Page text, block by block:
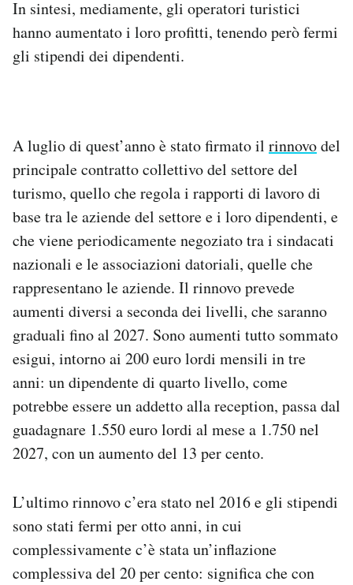
In sintesi, mediamente, gli operatori turistici
hanno aumentato i loro profitti, tenendo però fermi
gli stipendi dei dipendenti.
A luglio di quest’anno è stato firmato il rinnovodel
principale contratto collettivo del settore del
turismo, quello che regola i rapporti di lavoro di
base tra le aziende del settore e i loro dipendenti, e
che viene periodicamente negoziato tra i sindacati
nazionali e le associazioni datoriali, quelle che
rappresentano le aziende. Il rinnovo prevede
aumenti diversi a seconda dei livelli, che saranno
graduali fino al 2027. Sono aumenti tutto sommato
esigui, intorno ai 200 euro lordi mensili in tre
anni: un dipendente di quarto livello, come
potrebbe essere un addetto alla reception, passa dal
guadagnare 1.550 euro lordi al mese a 1.750 nel
2027, con un aumento del 13 per cento.
L’ultimo rinnovo c’era stato nel 2016 e gli stipendi
sono stati fermi per otto anni, in cui
complessivamente c’è stata un’inflazione
complessiva del 20 per cento: significa che con